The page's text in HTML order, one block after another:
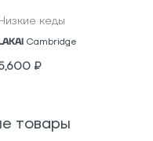
кеды
Cambridge
₽
товары